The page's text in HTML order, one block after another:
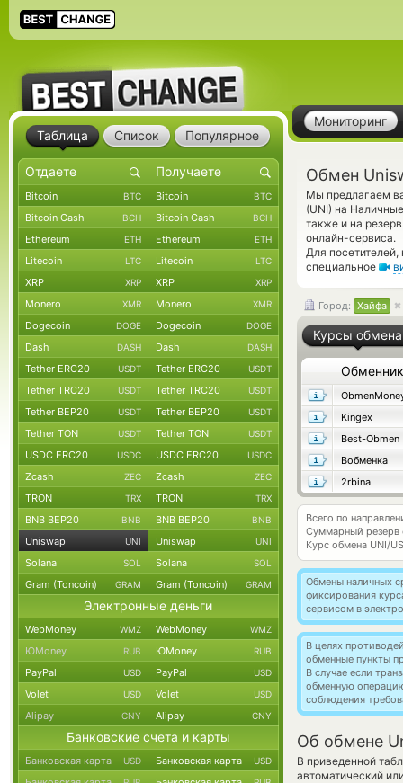
Мониторинг
Обмен
Мы предлагаем
(UNI) на
также и на
онлайн-сервиса.
Для
специальное
Город: Хайфа
Курсы обмена
Обменник
Kingex
Best-Obmen
Вобменка
2rbina
Всего по
Суммарный резерв
Курс обмена UNI/
Обмены наличных
фиксирования
сервисом в
В целях
обменные пункты
В случае если
обменную
соблюдения
Об обмене
В приведенной
автоматический
Таблица Список Популярное
Bitcoin BTC Bitcoin BTC
Bitcoin Cash BCH Bitcoin Cash BCH
Ethereum ETH Ethereum ETH
Litecoin LTC Litecoin LTC
XRP XRP XRP XRP
Monero XMR Monero XMR
Dogecoin DOGE Dogecoin DOGE
Dash DASH Dash DASH
Tether ERC20 USDT Tether ERC20 USDT
Tether TRC20 USDT Tether TRC20 USDT
Tether BEP20 USDT Tether BEP20 USDT
Tether TON USDT Tether TON USDT
USDC ERC20 USDC USDC ERC20 USDC
Zcash ZEC Zcash ZEC
TRON TRX TRON TRX
BNB BEP20 BNB BNB BEP20 BNB
Uniswap UNI Uniswap UNI
Solana SOL Solana SOL
Gram (Toncoin) GRAM Gram (Toncoin) GRAM
Электронные деньги
WebMoney WMZ WebMoney WMZ
ЮMoney RUB ЮMoney RUB
PayPal USD PayPal USD
Volet USD Volet USD
Alipay CNY Alipay CNY
Банковские счета и карты
Банковская карта USD Банковская карта USD